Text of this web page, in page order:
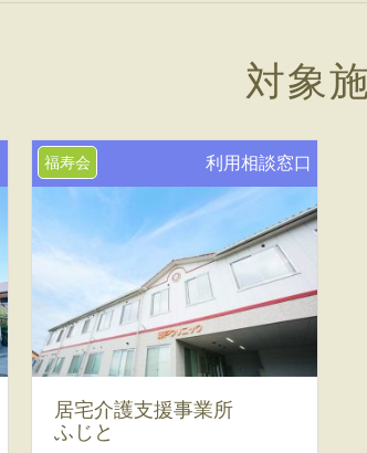
対象
福寿会 利用相談窓口
居宅介護支援事業所
ふじと